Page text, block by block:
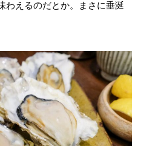
わえるのだとか。まさに垂涎